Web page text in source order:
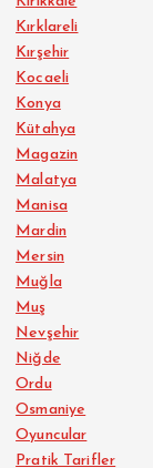
Kırklareli
Kırşehir
Kocaeli
Konya
Kütahya
Magazin
Malatya
Manisa
Mardin
Mersin
Muğla
Muş
Nevşehir
Niğde
Ordu
Osmaniye
Oyuncular
Pratik Tarifler